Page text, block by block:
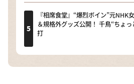
『相席食堂』“爆烈ボイン”元NHK
＆規格外グッズ公開！ 千鳥“ちょ
打